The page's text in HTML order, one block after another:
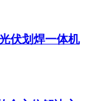
伏划焊一体机